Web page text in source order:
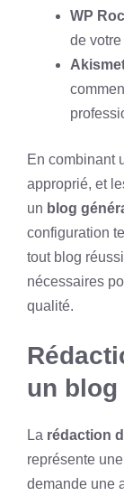
WP
de
En combinant
approprié, et
un blog
configuration
tout blog
nécessaires
qualité.
un
La rédaction
représente
demande une